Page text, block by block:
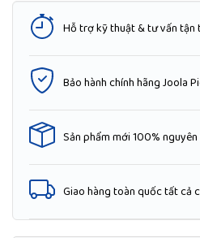
Hỗ trợ kỹ thuật & tư vấn tận
Bảo hành chính hãng Joola
Sản phẩm mới 100%
Giao hàng toàn quốc tất cả